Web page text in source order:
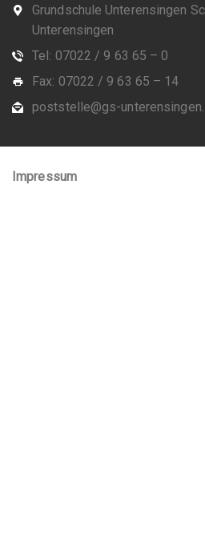
Grundschule Unterensingen
Unterensingen
Tel: 07022 / 9 63 65 – 0
Fax: 07022 / 9 63 65 – 14
poststelle@gs-
Impressum